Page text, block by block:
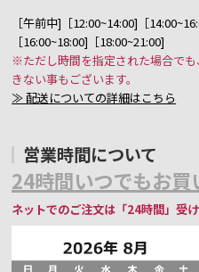
［午前中]［12:00~14:00]［
［16:00~18:00]［18:00~21:00]
※ただし時間を指定された場合で
きない事もございます。
≫ 配送についての詳細はこちら
営業時間について
24時間いつでもお買
ネットでのご注文は「24時間」受け